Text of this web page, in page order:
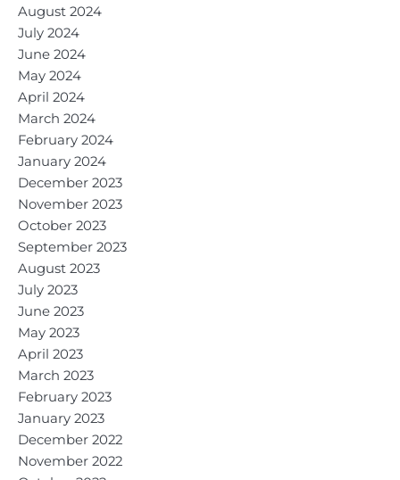
August 2024
July 2024
June 2024
May 2024
April 2024
March 2024
February 2024
January 2024
December 2023
November 2023
October 2023
September 2023
August 2023
July 2023
June 2023
May 2023
April 2023
March 2023
February 2023
January 2023
December 2022
November 2022